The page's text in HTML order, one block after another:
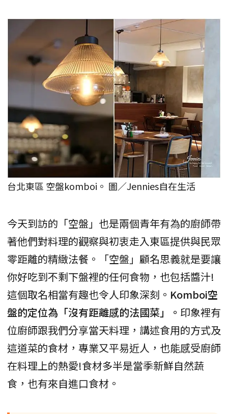
台北東區 空盤komboi。 圖／Jennies自在生活
今天到訪的「空盤」也是兩個青年有為的廚師帶
著他們對料理的觀察與初衷走入東區提供與民眾
零距離的精緻法餐。「空盤」顧名思義就是要讓
你好吃到不剩下盤裡的任何食物，也包括醬汁!
這個取名相當有趣也令人印象深刻。 Komboi空
盤的定位為「沒有距離感的法國菜」。 印象裡有
位廚師跟我們分享當天料理，講述食用的方式及
這道菜的食材，專業又平易近人，也能感受廚師
在料理上的熱愛!食材多半是當季新鮮自然蔬
食，也有來自進口食材。